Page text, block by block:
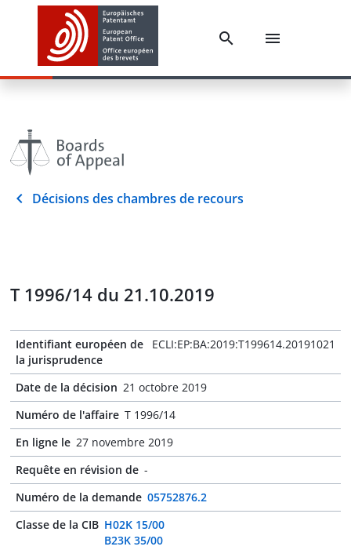
Décisions des chambres de recours
T 1996/14 du 21.10.2019
Identifiant européen de
la jurisprudence
ECLI:EP:BA:2019:T199614.20191021
Date de la décision 21 octobre 2019
Numéro de l'affaire T 1996/14
En ligne le 27 novembre 2019
Requête en révision de -
Numéro de la demande 05752876.2
Classe de la CIB H02K 15/00
B23K 35/00